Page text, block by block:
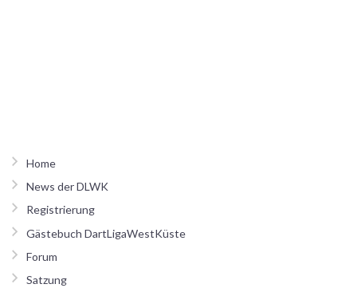
Home
News der DLWK
Registrierung
Gästebuch DartLigaWestKüste
Forum
Satzung